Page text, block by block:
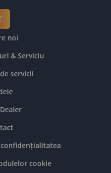
noi
& Serviciu
servicii
cookie